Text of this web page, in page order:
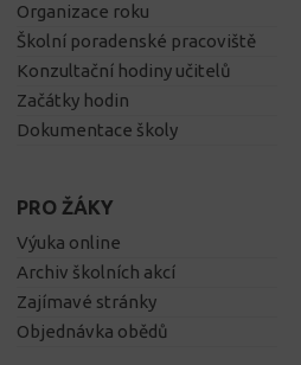
Organizace roku
Školní poradenské pracoviště
Konzultační hodiny učitelů
Začátky hodin
Dokumentace školy
PRO ŽÁKY
Výuka online
Archiv školních akcí
Zajímavé stránky
Objednávka obědů